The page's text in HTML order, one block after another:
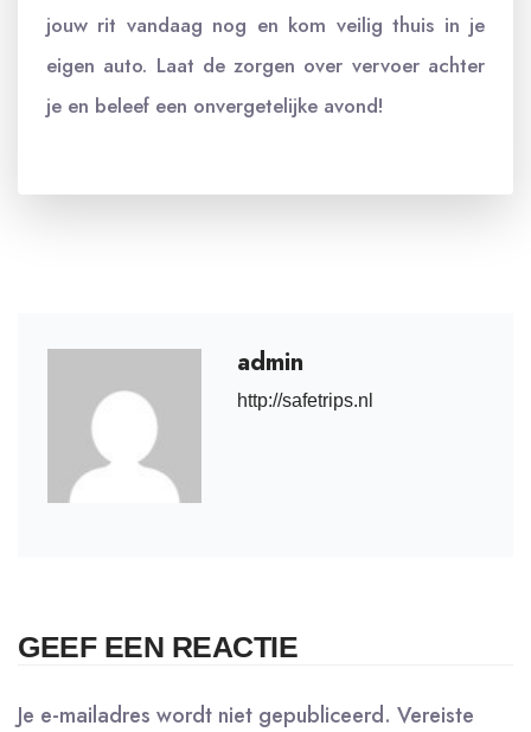
jouw rit vandaag nog en kom veilig thuis in je
eigen auto. Laat de zorgen over vervoer achter
je en beleef een onvergetelijke avond!
admin
http://safetrips.nl
GEEF EEN REACTIE
Je e-mailadres wordt niet gepubliceerd. Vereiste